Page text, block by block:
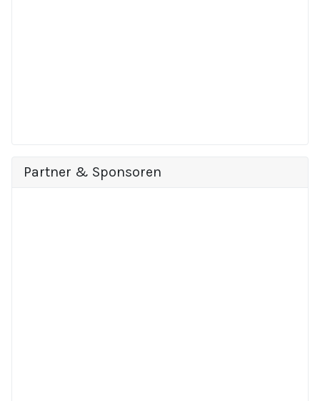
Partner & Sponsoren